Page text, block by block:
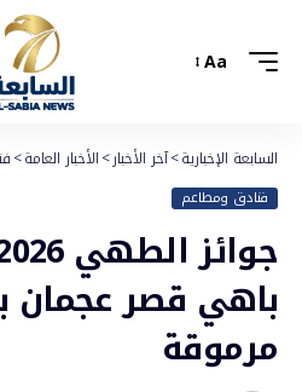
Aa
السابعة الإخبارية>آخر الأخبار>الأخبار العامة>
فنادق ومطاعم
باهي قصر عجمان
مرموقة